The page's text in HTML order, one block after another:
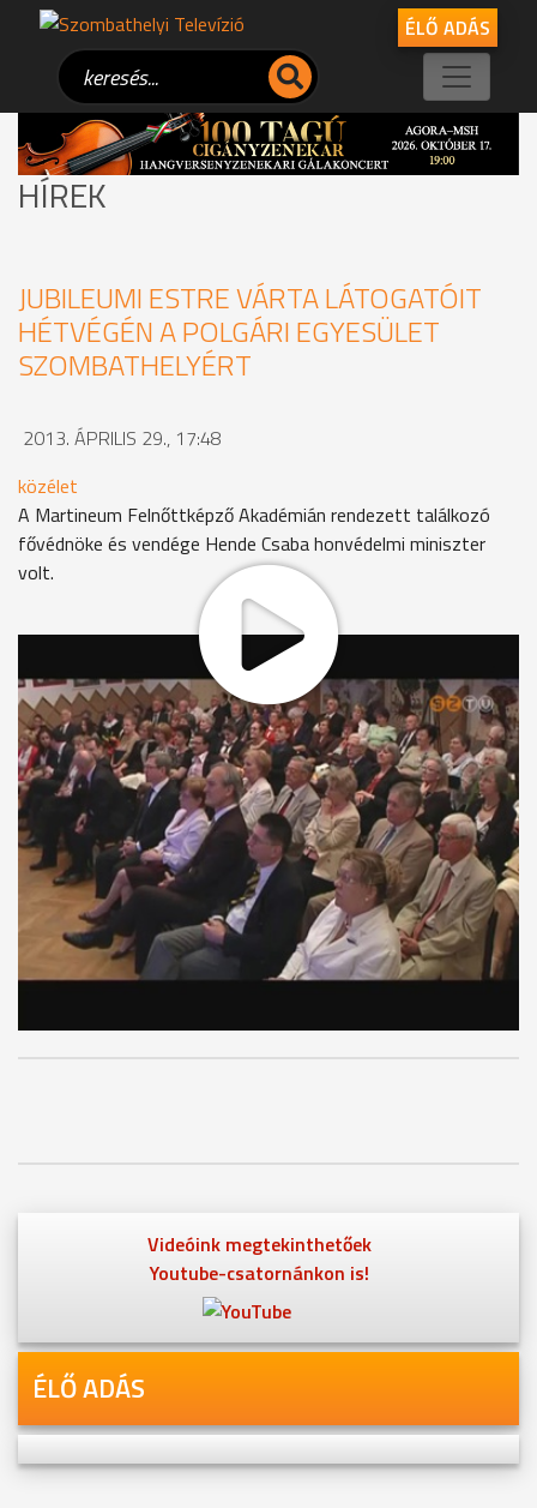
ÉLŐ ADÁS
HÍREK
JUBILEUMI ESTRE VÁRTA LÁTOGATÓIT
HÉTVÉGÉN A POLGÁRI EGYESÜLET
SZOMBATHELYÉRT
2013. ÁPRILIS 29., 17:48
közélet
A Martineum Felnőttképző Akadémián rendezett találkozó
fővédnöke és vendége Hende Csaba honvédelmi miniszter
volt.
Az egyesület megalakulásának 10. évfordulója alkalmából
tartott rendezvényen a látogatók elsőként az egyesület
elnökének az elmúlt évről szóló beszámolóját hallgathatták
meg, majd a jubiláló egyesületről következett képes
beszámoló. Hende Csaba honvédelmi miniszter köszöntője
után az est díszvendégével, Szarvas József, Jászai
díjas,érdemes művésszel halhattak beszélgetést a
résztvevők.
MEGOSZTÁS
Videóink megtekinthetőek
Youtube-csatornánkon is!
ÉLŐ ADÁS